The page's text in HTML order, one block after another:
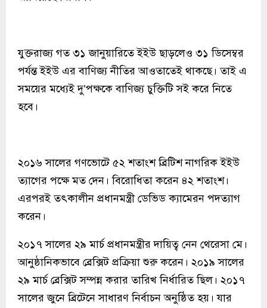
যুক্তরাজ্য গত ৩১ জানুয়ারিতে ইইউ ছাড়লেও ৩১ ডিসেম্বর
পর্যন্ত ইইউ এর বাণিজ্য নীতির আওতাতেই থাকছে। তাই এ
সময়ের মধ্যেই দু’পক্ষকে বাণিজ্য চুক্তিটি সই করে নিতে
হবে।
২০১৬ সালের গণভোটে ৫২ শতাংশ ব্রিটিশ নাগরিক ইইউ
ত্যাগের পক্ষে মত দেন। বিরোধিতা করেন ৪২ শতাংশ।
এরপরই তৎকালীন প্রধানমন্ত্রী ডেভিড ক্যামেরন পদত্যাগ
করেন।
২০১৭ সালের ২৯ মার্চ প্রধানমন্ত্রীর দায়িত্ব নেন থেরেসা মে।
আনুষ্ঠানিকভাবে ব্রেক্সিট প্রক্রিয়া শুরু করেন। ২০১৯ সালের
২৯ মার্চ ব্রেক্সিট সম্পন্ন করার তারিখ নির্ধারিত ছিল। ২০১৭
সালের জুনে ব্রিটেনে সাধারণ নির্বাচন অনুষ্ঠিত হয়। যার